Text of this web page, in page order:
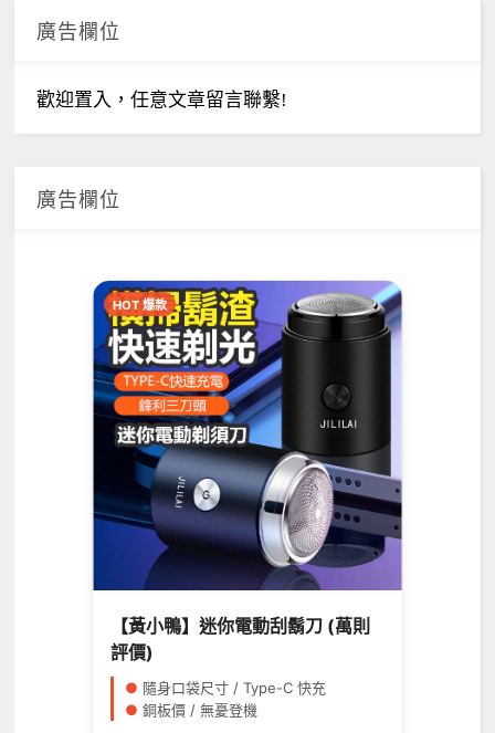
廣告欄位
歡迎置入，任意文章留言聯繫!
廣告欄位
HOT 爆款
【黃小鴨】迷你電動刮鬍刀 (萬則
評價)
● 隨身口袋尺寸 / Type-C 快充
● 銅板價 / 無憂登機